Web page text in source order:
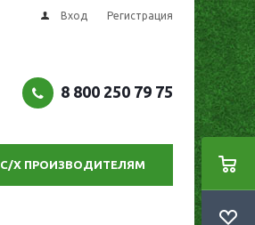
Вход Регистрация
8 800 250 79 75
С/Х ПРОИЗВОДИТЕЛЯМ